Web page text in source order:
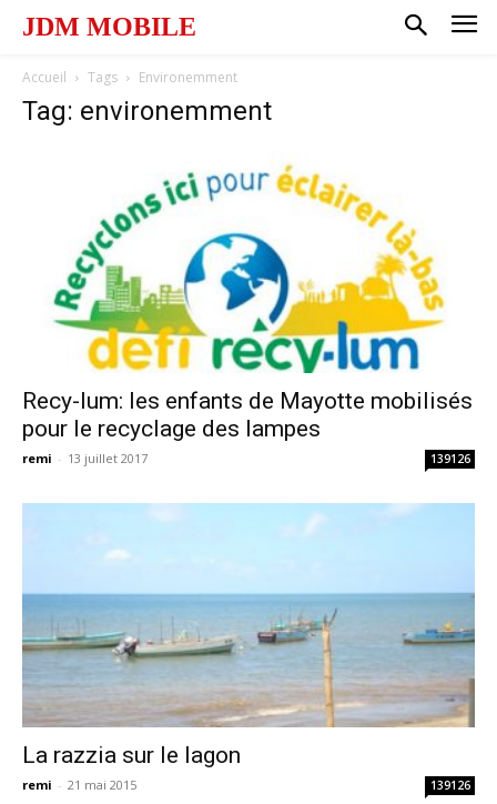
JDM MOBILE
Accueil Tags Environemment
Tag: environemment
Recy-lum: les enfants de Mayotte mobilisés
pour le recyclage des lampes
remi - 13 juillet 2017 139126
La razzia sur le lagon
remi - 21 mai 2015 139126